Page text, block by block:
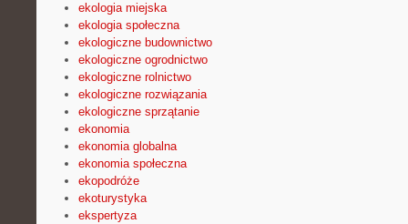
ekologia miejska
ekologia społeczna
ekologiczne budownictwo
ekologiczne ogrodnictwo
ekologiczne rolnictwo
ekologiczne rozwiązania
ekologiczne sprzątanie
ekonomia
ekonomia globalna
ekonomia społeczna
ekopodróże
ekoturystyka
ekspertyza